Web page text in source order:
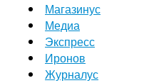
Магазинус
Медиа
Экспресс
Иронов
Журналус